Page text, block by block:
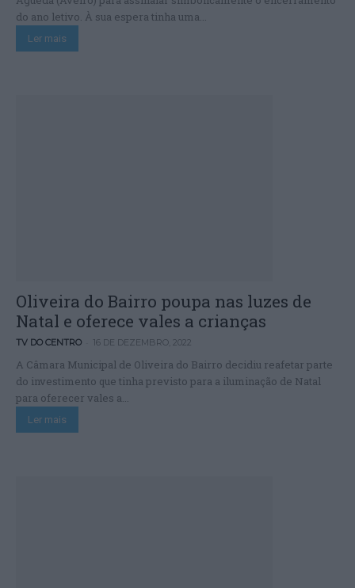
do ano letivo. À sua espera tinha uma...
Ler mais
Oliveira do Bairro poupa nas luzes de
Natal e oferece vales a crianças
TV DO CENTRO 16 DE DEZEMBRO, 2022
A Câmara Municipal de Oliveira do Bairro decidiu reafetar parte
do investimento que tinha previsto para a iluminação de Natal
para oferecer vales a...
Ler mais